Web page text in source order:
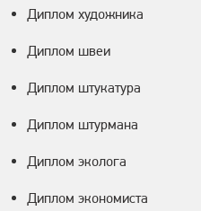
Диплом художника
Диплом швеи
Диплом штукатура
Диплом штурмана
Диплом эколога
Диплом экономиста